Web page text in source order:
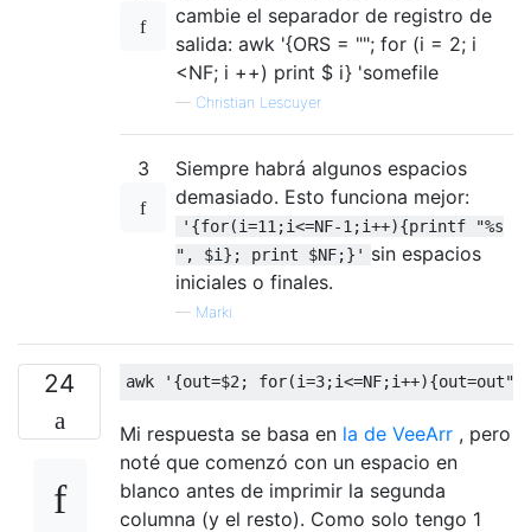
cambie el separador de registro de
salida: awk '{ORS = ""; for (i = 2; i
<NF; i ++) print $ i} 'somefile
— Christian Lescuyer
3
Siempre habrá algunos espacios
demasiado. Esto funciona mejor:
'{for(i=11;i<=NF-1;i++){printf "%s
", $i}; print $NF;}' sin espacios
iniciales o finales.
— Marki
24 awk '{out=$2;
Mi respuesta se basa en la de VeeArr , pero
noté que comenzó con un espacio en
blanco antes de imprimir la segunda
columna (y el resto). Como solo tengo 1